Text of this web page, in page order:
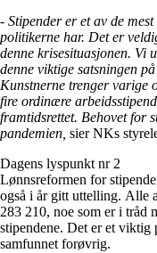
- Stipender er et av de
politikerne har. Det er
denne krisesituasjonen. Vi
denne viktige satsningen
Kunstnerne trenger varige
fire ordinære
framtidsrettet. Behovet for
pandemien, sier NKs
Dagens lyspunkt nr 2
Lønnsreformen for
også i år gitt uttelling. Alle
283 210, noe som er i tråd
stipendene. Det er et viktig
samfunnet forøvrig.